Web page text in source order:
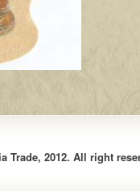
Trade, 2012. All right